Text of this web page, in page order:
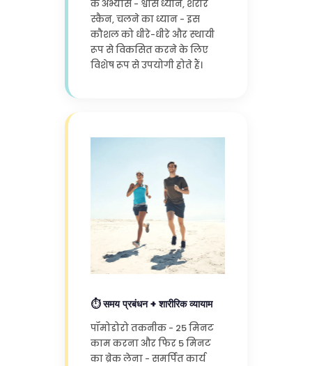
के अभ्यास - श्वास ध्यान, शरीर
स्कैन, चलने का ध्यान - इस
कौशल को धीरे-धीरे और स्थायी
रूप से विकसित करने के लिए
विशेष रूप से उपयोगी होते हैं।
⏱️ समय प्रबंधन + शारीरिक व्यायाम
पॉमोडोरो तकनीक - 25 मिनट
काम करना और फिर 5 मिनट
का ब्रेक लेना - समर्पित कार्य